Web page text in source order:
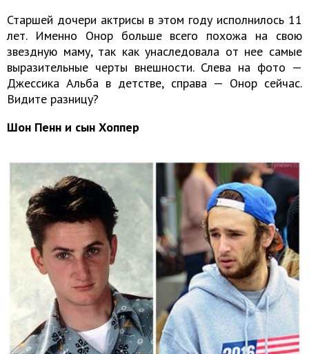
Старшей дочери актрисы в этом году исполнилось 11
лет. Именно Онор больше всего похожа на свою
звездную маму, так как унаследовала от нее самые
выразительные черты внешности. Слева на фото —
Джессика Альба в детстве, справа — Онор сейчас.
Видите разницу?
Шон Пенн и сын Хоппер